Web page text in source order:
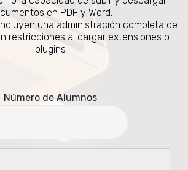
en PDF y Word.
una administración completa de
restricciones al cargar extensiones o
plugins
Número de Alumnos